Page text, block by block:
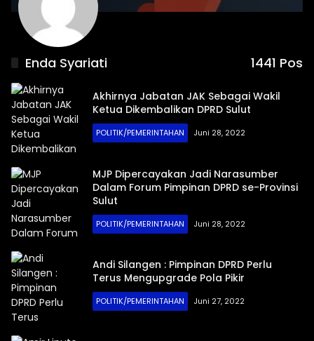
Enda Syariati 1441 Pos
Akhirnya Jabatan JAK Sebagai Wakil
Ketua Dikembalikan DPRD Sulut
POLITIK/PEMERINTAHAN Juni 28, 2022
MJP Dipercayakan Jadi Narasumber
Dalam Forum Pimpinan DPRD se-Provinsi
Sulut
POLITIK/PEMERINTAHAN Juni 28, 2022
Andi Silangen : Pimpinan DPRD Perlu
Terus Mengupgrade Pola Pikir
POLITIK/PEMERINTAHAN Juni 27, 2022